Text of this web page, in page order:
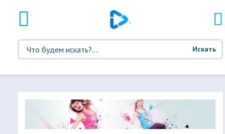
Искать